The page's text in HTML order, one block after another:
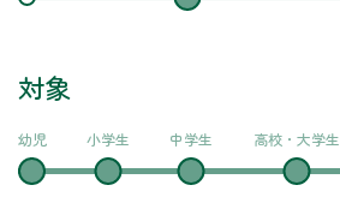
対象
幼児 小学生 中学生 高校・大学生